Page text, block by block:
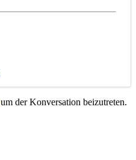
um der Konversation beizutreten.